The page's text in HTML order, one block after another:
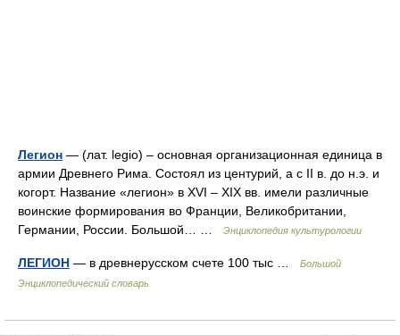
Легион — (лат. legio) – основная организационная единица в
армии Древнего Рима. Состоял из центурий, а с II в. до н.э. и
когорт. Название «легион» в XVI – XIX вв. имели различные
воинские формирования во Франции, Великобритании,
Германии, России. Большой… …
Энциклопедия культурологии
ЛЕГИОН — в древнерусском счете 100 тыс …
Большой
Энциклопедический словарь